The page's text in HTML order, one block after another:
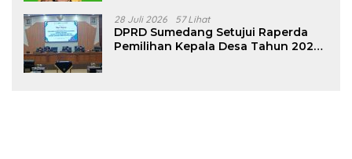
28 Juli 2026 57 Lihat
DPRD Sumedang Setujui Raperda
Pemilihan Kepala Desa Tahun 2026